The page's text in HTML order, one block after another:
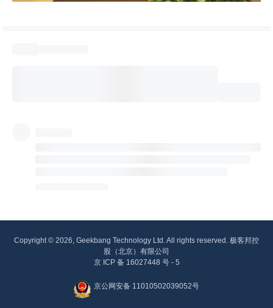
Copyright © 2026, Geekbang Technology Ltd. All rights reserved. 极客邦控
股（北京）有限公司
京 ICP 备 16027448 号 - 5
京公网安备 11010502039052号